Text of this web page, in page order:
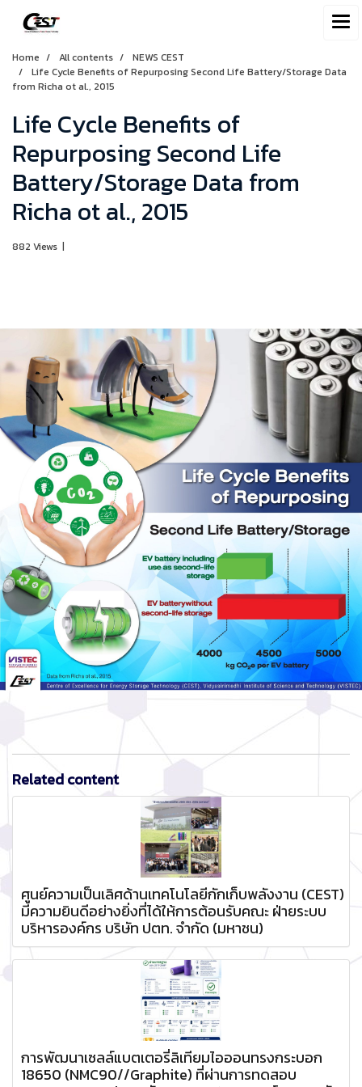
Home All contents
NEWS CEST
Life Cycle Benefits of Repurposing Second Life Battery/Storage Data
from Richa ot al., 2015
Life Cycle Benefits of
Repurposing Second Life
Battery/Storage Data from
Richa ot al., 2015
882 Views |
Related content
ศูนย์ความเป็นเลิศด้านเทคโนโลยีกักเก็บพลังงาน (CEST)
มีความยินดีอย่างยิ่งที่ได้ให้การต้อนรับคณะ ฝ่ายระบบ
บริหารองค์กร บริษัท ปตท. จำกัด (มหาชน)
การพัฒนาเซลล์แบตเตอรี่ลิเทียมไอออนทรงกระบอก
18650 (NMC90//Graphite) ที่ผ่านการทดสอบ